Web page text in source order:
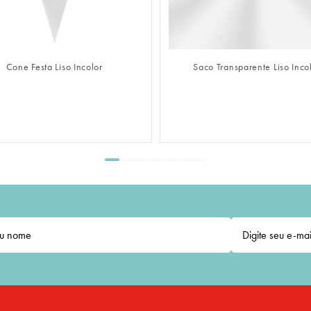
FAZER LOGIN
Saco Transparente Liso Incolor Saco Adesivado Transparente